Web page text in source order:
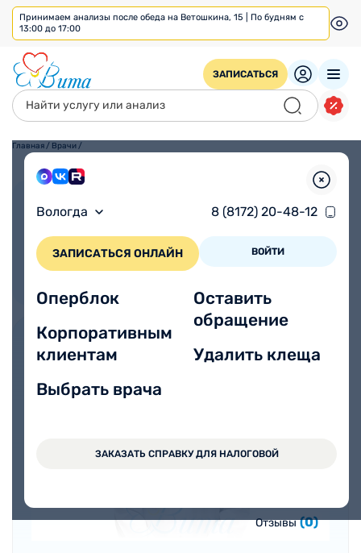
Принимаем анализы после обеда на Ветошкина, 15 | По будням с
13:00 до 17:00
ЗАПИСАТЬСЯ
Вологда 8 (8172) 20-48-12
ЗАПИСАТЬСЯ ОНЛАЙН ВОЙТИ
Оперблок
Корпоративным
клиентам
Выбрать врача
Оставить
обращение
Удалить клеща
ЗАКАЗАТЬ СПРАВКУ ДЛЯ НАЛОГОВОЙ
Главная / Врачи /
Взрослым
Отзывы (0)